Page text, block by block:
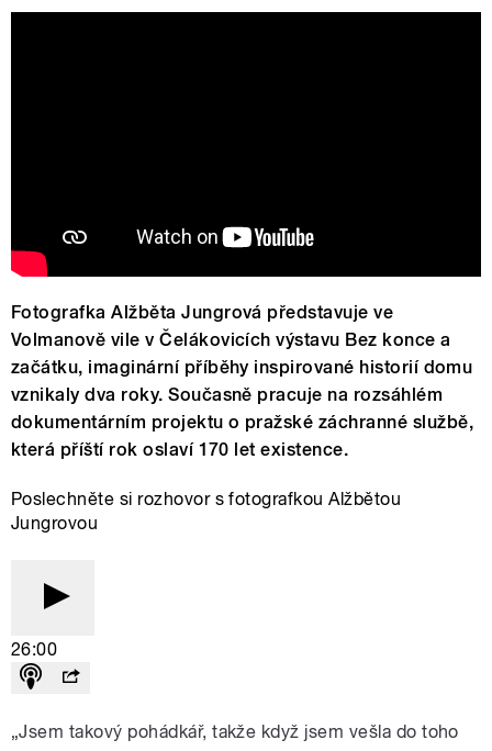
Fotografka Alžběta Jungrová představuje ve
Volmanově vile v Čelákovicích výstavu Bez konce a
začátku, imaginární příběhy inspirované historií domu
vznikaly dva roky. Současně pracuje na rozsáhlém
dokumentárním projektu o pražské záchranné službě,
která příští rok oslaví 170 let existence.
Poslechněte si rozhovor s fotografkou Alžbětou
Jungrovou
26:00
„Jsem takový pohádkář, takže když jsem vešla do toho